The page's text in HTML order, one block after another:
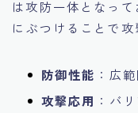
は攻防一体となっ
にぶつけることで攻
防御性能 ：広
攻撃応用 ：バ